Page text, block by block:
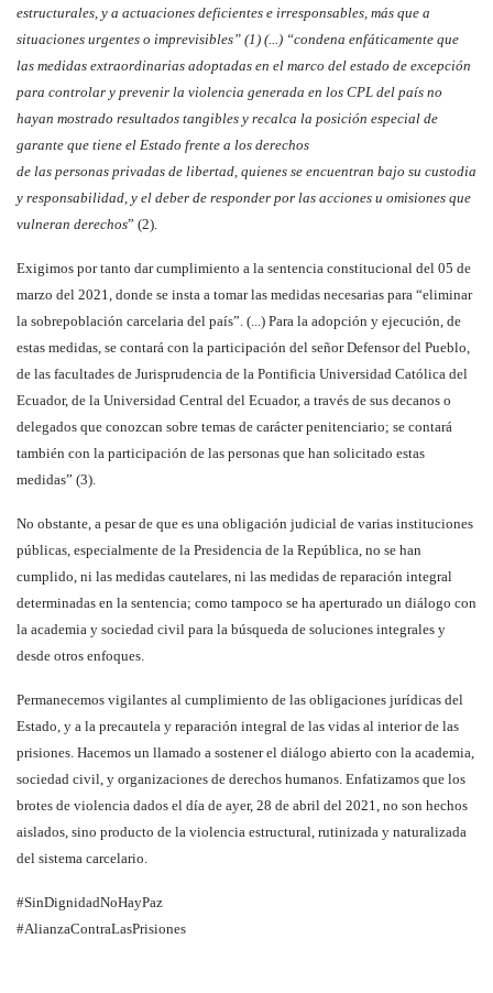
estructurales, y a actuaciones deficientes e irresponsables, más que a
situaciones urgentes o imprevisibles” (1) (...) “condena enfáticamente que
las medidas extraordinarias adoptadas en el marco del estado de excepción
para controlar y prevenir la violencia generada en los CPL del país no
hayan mostrado resultados tangibles y recalca la posición especial de
garante que tiene el Estado frente a los derechos
de las personas privadas de libertad, quienes se encuentran bajo su custodia
y responsabilidad, y el deber de responder por las acciones u omisiones que
vulneran derechos” (2).
Exigimos por tanto dar cumplimiento a la sentencia constitucional del 05 de
marzo del 2021, donde se insta a tomar las medidas necesarias para “eliminar
la sobrepoblación carcelaria del país”. (...) Para la adopción y ejecución, de
estas medidas, se contará con la participación del señor Defensor del Pueblo,
de las facultades de Jurisprudencia de la Pontificia Universidad Católica del
Ecuador, de la Universidad Central del Ecuador, a través de sus decanos o
delegados que conozcan sobre temas de carácter penitenciario; se contará
también con la participación de las personas que han solicitado estas
medidas” (3).
No obstante, a pesar de que es una obligación judicial de varias instituciones
públicas, especialmente de la Presidencia de la República, no se han
cumplido, ni las medidas cautelares, ni las medidas de reparación integral
determinadas en la sentencia; como tampoco se ha aperturado un diálogo con
la academia y sociedad civil para la búsqueda de soluciones integrales y
desde otros enfoques.
Permanecemos vigilantes al cumplimiento de las obligaciones jurídicas del
Estado, y a la precautela y reparación integral de las vidas al interior de las
prisiones. Hacemos un llamado a sostener el diálogo abierto con la academia,
sociedad civil, y organizaciones de derechos humanos. Enfatizamos que los
brotes de violencia dados el día de ayer, 28 de abril del 2021, no son hechos
aislados, sino producto de la violencia estructural, rutinizada y naturalizada
del sistema carcelario.
#SinDignidadNoHayPaz
#AlianzaContraLasPrisiones